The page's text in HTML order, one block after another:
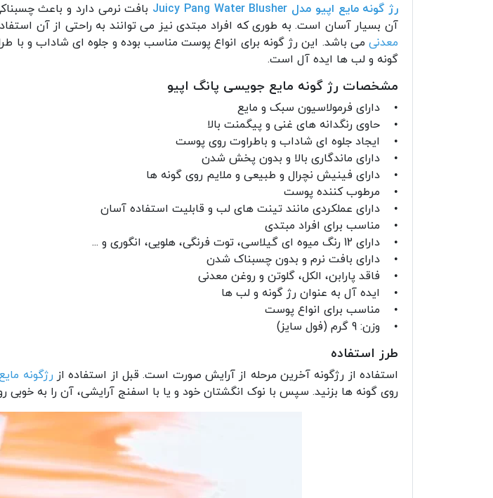
رژ گونه مایع اپیو مدل Juicy Pang Water Blusher
بافت نرمی دارد و باعث
آن بسیار آسان است. به طوری که افراد مبتدی نیز می توانند به راحتی از آن
معدنی می باشد. این رژ گونه برای انواع پوست مناسب بوده و جلوه ای شاداب و با
گونه و لب ها ایده آل است.
مشخصات رژ گونه مایع جویسی پانگ اپیو
• دارای فرمولاسیون سبک و مایع
• حاوی رنگدانه های غنی و پیگمنت بالا
• ایجاد جلوه ای شاداب و باطراوت روی پوست
• دارای ماندگاری بالا و بدون پخش شدن
• دارای فینیش نچرال و طبیعی و ملایم روی گونه ها
• مرطوب کننده پوست
• دارای عملکردی مانند تینت های لب و قابلیت استفاده آسان
• مناسب برای افراد مبتدی
• دارای 12 رنگ میوه ای گیلاسی، توت فرنگی، هلویی، انگوری و ...
• دارای بافت نرم و بدون چسبناک شدن
• فاقد پارابن، الکل، گلوتن و روغن معدنی
• ایده آل به عنوان رژ گونه و لب ها
• مناسب برای انواع پوست
• وزن: 9 گرم (فول سایز)
طرز استفاده
استفاده از رژگونه آخرین مرحله از آرایش صورت است. قبل از استفاده از رژگونه
روی گونه ها بزنید. سپس با نوک انگشتان خود و یا با اسفنج آرایشی، آن را به